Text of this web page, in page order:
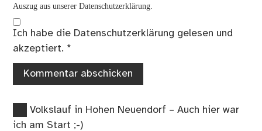
Auszug aus unserer Datenschutzerklärung.
Ich habe die Datenschutzerklärung gelesen und
akzeptiert. *
Beitragsnavigation
Vorheriger
Beitrag:
Volkslauf in Hohen Neuendorf – Auch hier war
ich am Start ;-)